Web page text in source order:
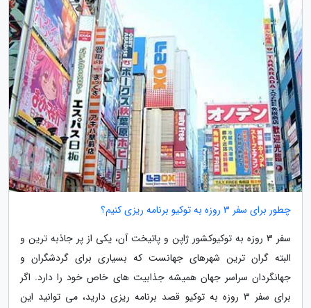
چطور برای سفر 3 روزه به توکیو برنامه ریزی کنیم؟
سفر 3 روزه به توکیوکشور ژاپن و پاتیخت آن، یکی از پر جاذبه ترین و
البته گران ترین شهرهای جهانست که بسیاری برای گردشگران و
جهانگردان سراسر جهان همیشه جذابیت های خاص خود را دارد. اگر
برای سفر 3 روزه به توکیو قصد برنامه ریزی دارید، می توانید این